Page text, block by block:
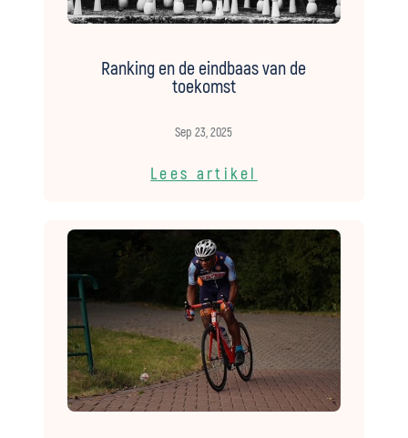
Ranking en de eindbaas van de
toekomst
Sep 23, 2025
Lees artikel